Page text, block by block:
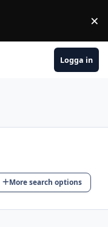
×
Logga in
More search options